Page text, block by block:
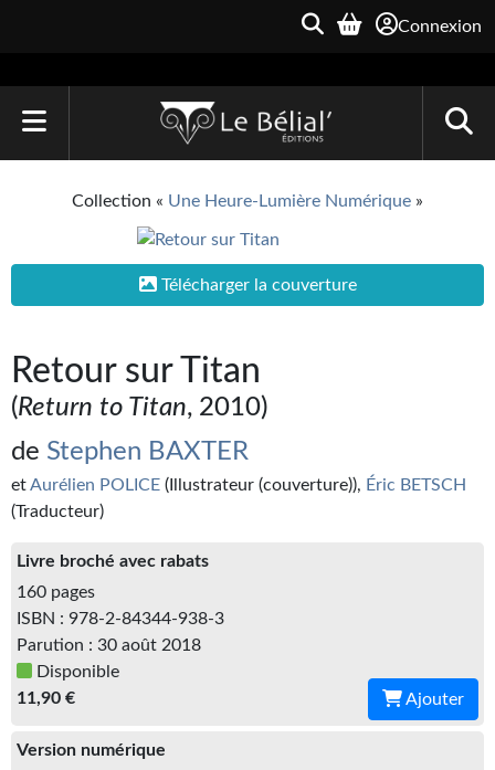
Connexion
Archive du Futur
Parallaxe
Quarante-Deux
Kvasar
Pulps
Wotan
Étoiles vives
Yellow Submarine
NUMÉRIQUE
Collection « Une Heure-Lumière Numérique »
Télécharger la couverture
Retour sur Titan
(Return to Titan, 2010)
de Stephen BAXTER
etAurélien POLICE (Illustrateur (couverture)), Éric BETSCH
(Traducteur)
Livre broché avec rabats
160 pages
ISBN : 978-2-84344-938-3
Parution : 30 août 2018
Disponible
11,90 €
Ajouter
Version numérique